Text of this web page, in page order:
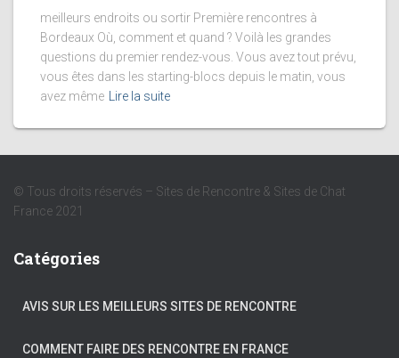
meilleurs endroits ou sortir Première rencontres à
Bordeaux Où, comment et quand ? Voilà les grandes
questions du premier rendez-vous. Vous avez tout prévu,
vous êtes dans les starting-blocs depuis le matin, vous
avez même
Lire la suite
© Tous droits réservés – Sites de Rencontre & Sites de Chat
France 2021
Catégories
AVIS SUR LES MEILLEURS SITES DE RENCONTRE
COMMENT FAIRE DES RENCONTRE EN FRANCE